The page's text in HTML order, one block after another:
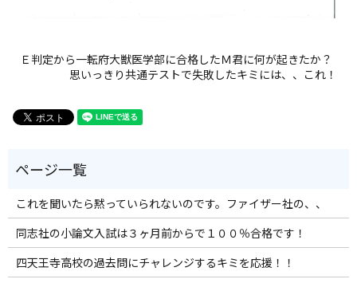
Ｅ判定から一転府大獣医学部に合格したＭ君に何が起きたか？
思いっきり共通テストで失敗したキミには、、これ！
これを聞いたら黙っていられないのです。ファイザー社の、、
同志社の小論文入試は３ヶ月前からで１００％合格です！
四天王寺高校の過去問にチャレンジするキミを応援！！